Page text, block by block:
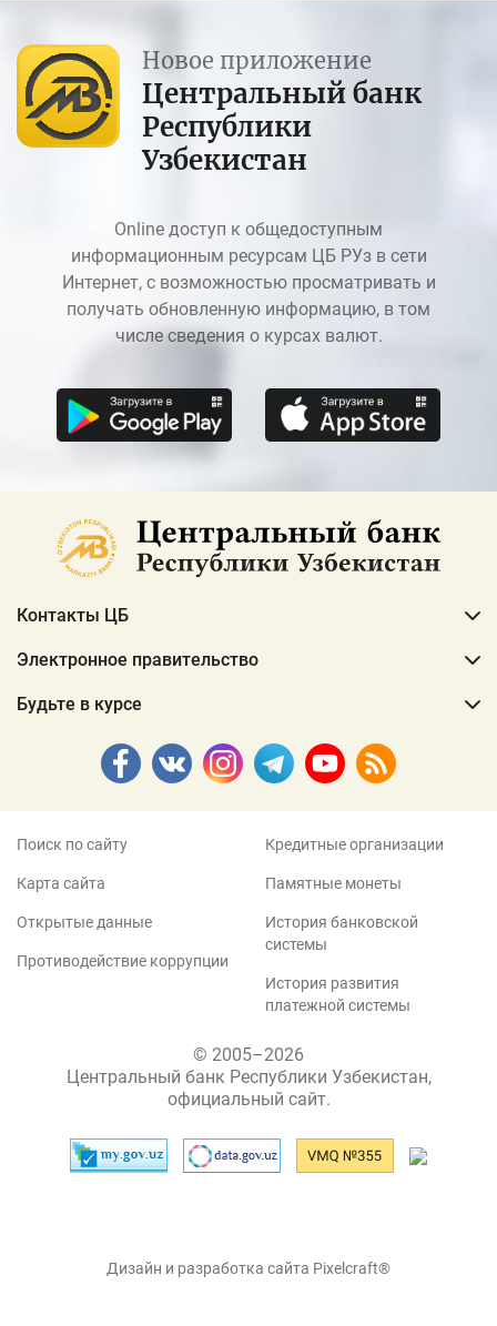
Новое приложение
Центральный банк
Республики
Узбекистан
Online доступ к общедоступным
информационным ресурсам ЦБ РУз в сети
Интернет, с возможностью просматривать и
получать обновленную информацию, в том
числе сведения о курсах валют.
Контакты ЦБ
Электронное правительство
Будьте в курсе
Поиск по сайту
Карта сайта
Открытые данные
Противодействие коррупции
Кредитные организации
Памятные монеты
История банковской
системы
История развития
платежной системы
© 2005–2026
Центральный банк Республики Узбекистан,
официальный сайт.
Дизайн и разработка сайта Pixelcraft®